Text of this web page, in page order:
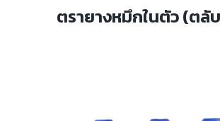
ตรายางหมึกในตัว (ต